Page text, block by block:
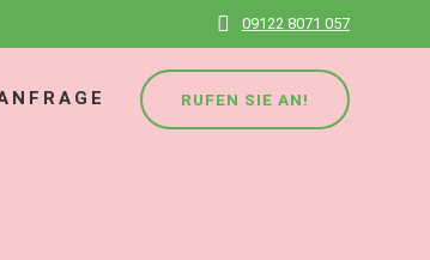
09122 8071 057
RUFEN SIE AN!